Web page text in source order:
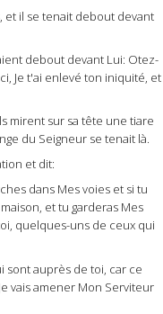
et il se tenait debout devant
debout devant Lui: Otez-
Je t'ai enlevé ton iniquité, et
mirent sur sa tête une tiare
du Seigneur se tenait là.
et dit:
dans Mes voies et si tu
et tu garderas Mes
quelques-uns de ceux qui
sont auprès de toi, car ce
vais amener Mon Serviteur